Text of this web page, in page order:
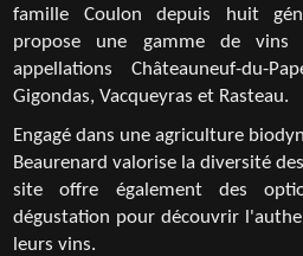
famille Coulon depuis huit
propose une gamme de vins
appellations Châteauneuf-du-
Gigondas, Vacqueyras et Rasteau.
Engagé dans une agriculture
Beaurenard valorise la diversité
site offre également des
dégustation pour découvrir
leurs vins.